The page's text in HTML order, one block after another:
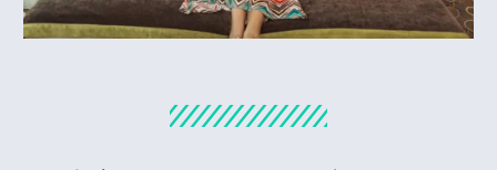
מציאת מלון